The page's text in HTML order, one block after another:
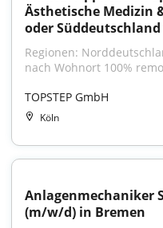
Ästhetische Medizin
oder
Regionen:
nach Wohnort 100%
TOPSTEP GmbH
Köln
Anlagenmechaniker
(m/w/d) in Bremen